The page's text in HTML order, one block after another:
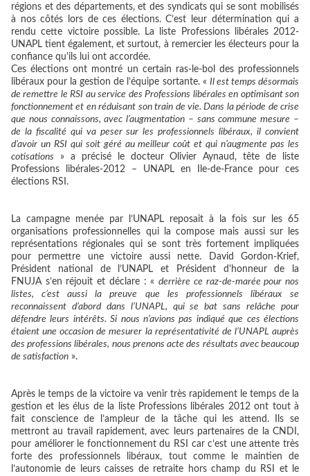
régions et des départements, et des syndicats qui se sont mobilisés
à nos côtés lors de ces élections. C’est leur détermination qui a
rendu cette victoire possible. La liste Professions libérales 2012-
UNAPL tient également, et surtout, à remercier les électeurs pour la
confiance qu'ils lui ont accordée.
Ces élections ont montré un certain ras-le-bol des professionnels
libéraux pour la gestion de l’équipe sortante. « Il est temps désormais
de remettre le RSI au service des Professions libérales en optimisant son
fonctionnement et en réduisant son train de vie. Dans la période de crise
que nous connaissons, avec l’augmentation – sans commune mesure –
de la fiscalité qui va peser sur les professionnels libéraux, il convient
d’avoir un RSI qui soit géré au meilleur coût et qui n’augmente pas les
cotisations » a précisé le docteur Olivier Aynaud, tête de liste
Professions libérales-2012 – UNAPL en Ile-de-France pour ces
élections RSI.
La campagne menée par l’UNAPL reposait à la fois sur les 65
organisations professionnelles qui la compose mais aussi sur les
représentations régionales qui se sont très fortement impliquées
pour permettre une victoire aussi nette. David Gordon-Krief,
Président national de l’UNAPL et Président d'honneur de la
FNUJA s’en réjouit et déclare : «derrière ce raz-de-marée pour nos
listes, c’est aussi la preuve que les professionnels libéraux se
reconnaissent d’abord dans l’UNAPL, qui se bat sans relâche pour
défendre leurs intérêts. Si nous n’avions pas indiqué que ces élections
étaient une occasion de mesurer la représentativité de l’UNAPL auprès
des professions libérales, nous prenons acte des résultats avec beaucoup
de satisfaction ».
Après le temps de la victoire va venir très rapidement le temps de la
gestion et les élus de la liste Professions libérales 2012 ont tout à
fait conscience de l’ampleur de la tâche qui les attend. Ils se
mettront au travail rapidement, avec leurs partenaires de la CNDI,
pour améliorer le fonctionnement du RSI car c’est une attente très
forte des professionnels libéraux, tout comme le maintien de
l’autonomie de leurs caisses de retraite hors champ du RSI et le